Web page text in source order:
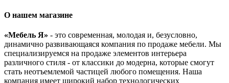
О нашем магазине
«Мебель Я» - это современная, молодая и, безусловно,
динамично развивающаяся компания по продаже мебели. Мы
специализируемся на продаже элементов интерьера
различного стиля - от классики до модерна, которые смогут
стать неотъемлемой частицей любого помещения. Наша
компания имеет широкий набор технологических